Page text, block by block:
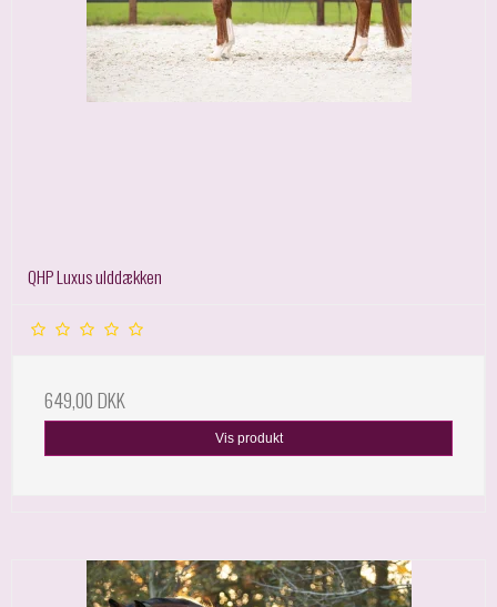
QHP Luxus ulddækken
649,00 DKK
Vis produkt